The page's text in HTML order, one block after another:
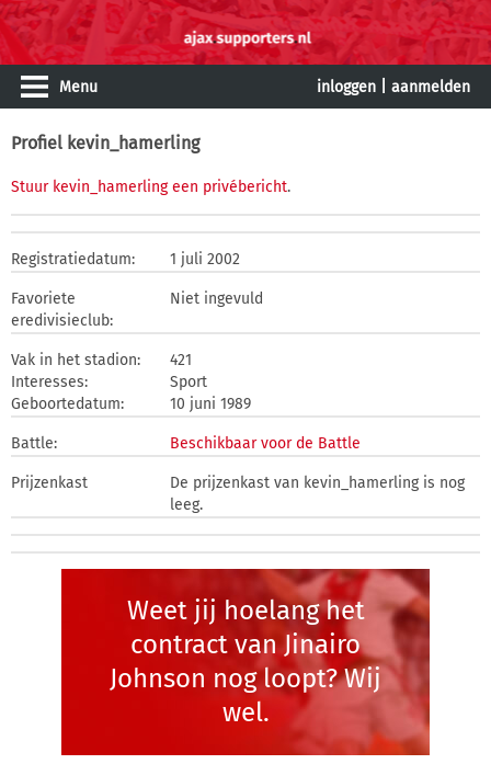
Menu inloggen aanmelden
Profiel kevin_hamerling
Stuur kevin_hamerling een privébericht.
Registratiedatum: 1 juli 2002
Favoriete
eredivisieclub:
Niet ingevuld
Vak in het stadion:
421
Interesses:
Sport
Geboortedatum:
10 juni 1989
Battle: Beschikbaar voor de Battle
Prijzenkast
De prijzenkast van kevin_hamerling is nog
leeg.
Weet jij hoelang het
contract van Jinairo
Johnson nog loopt? Wij
wel.